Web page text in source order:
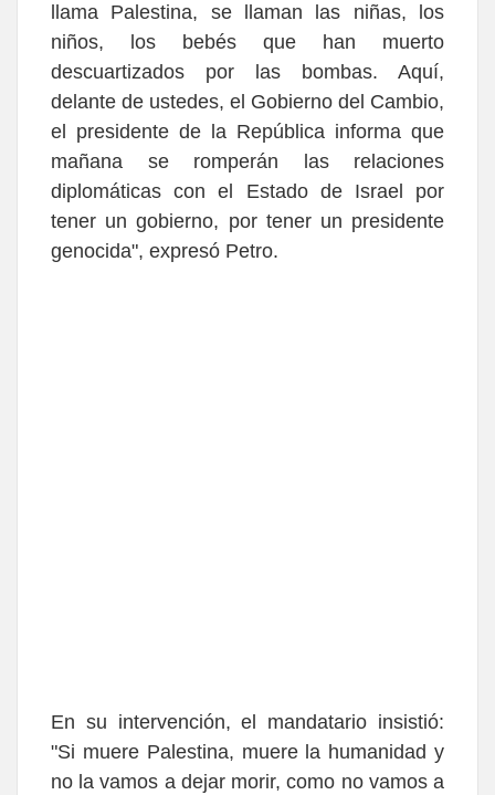
llama Palestina, se llaman las niñas, los
niños, los bebés que han muerto
descuartizados por las bombas. Aquí,
delante de ustedes, el Gobierno del Cambio,
el presidente de la República informa que
mañana se romperán las relaciones
diplomáticas con el Estado de Israel por
tener un gobierno, por tener un presidente
genocida", expresó Petro.
En su intervención, el mandatario insistió:
"Si muere Palestina, muere la humanidad y
no la vamos a dejar morir, como no vamos a